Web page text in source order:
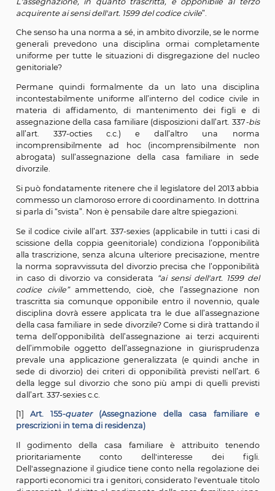
b) L’incomprensibile non abrogazione dell’art. 6,
della legge sul divorzio
La legge sul divorzio all’art. 6, comma 6,
espressa disposizione in materia di assegnazione
familiare che, già dopo la riforma del 2006 (che
uniforme la disciplina dell’assegnazione della casa
tutti i casi) e a maggior ragione dopo quella del 2013
unificato nell’unico articolo 337-sexiestutte le
assegnazione) era ragionevole che venisse del tutto
perché completamente sostituita dalla norma
codice.
di riforma ad opera dell’art. 98 del decreto
dicembre 2013, n. 154 che ne abrogava “i commi 3, 4, 5,
11 e 12” (proprio in ragione della disciplina
all’art. 337-sexiesc.c.) lasciando, però,
vigore il comma 6 sull’assegnazione della casa
quale continua quindi a prevedere che “
casa familiare spetta di preferenza al genitore cui
affidati i figli o con il quale i figli convivono oltre la
età. In ogni caso ai fini dell'assegnazione il
valutare le condizioni economiche dei coniugi e le
della decisione e favorire il coniuge più
L'assegnazione, in quanto trascritta, è opponibile
acquirente ai sensi dell'art. 1599 del codice civile ”.
Che senso ha una norma a sé, in ambito divorzile, se
generali prevedono una disciplina ormai
genitoriale?
Permane quindi formalmente da un lato una
incontestabilmente uniforme all’interno del codice
materia di affidamento, di mantenimento dei
assegnazione della casa familiare (disposizioni dall’art.